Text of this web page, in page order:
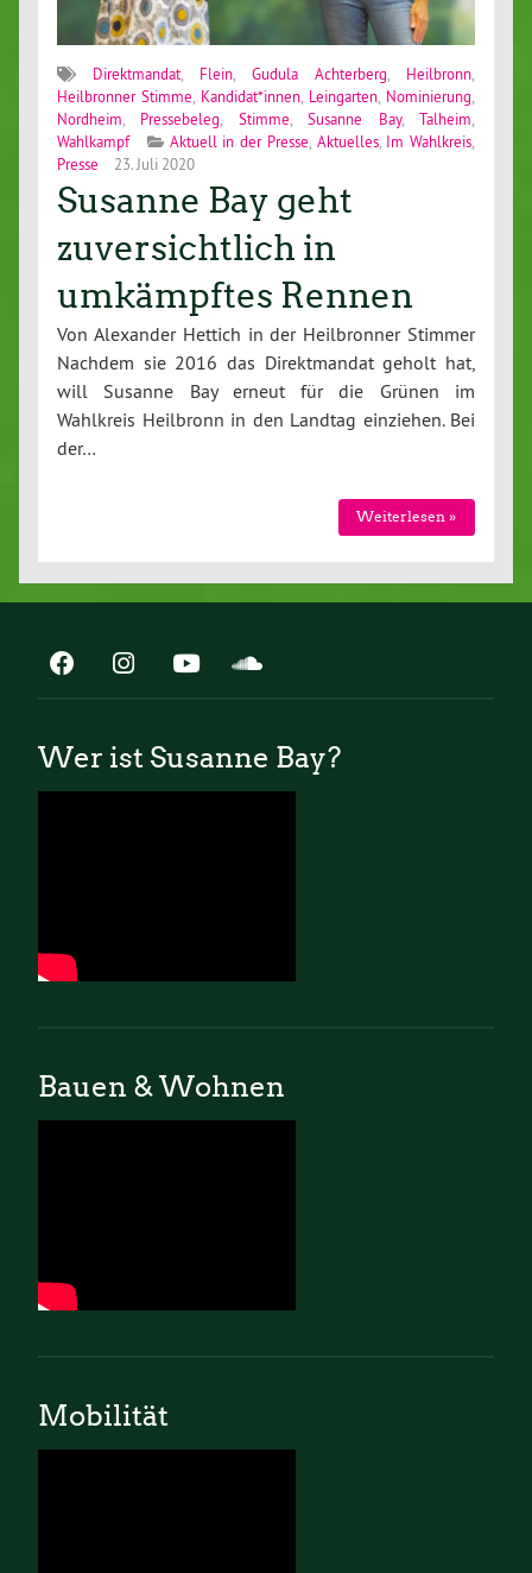
Direktmandat Flein Gudula Achterberg Heilbronn
Heilbronner Stimme Kandidat*innen Leingarten Nominierung
Nordheim
Pressebeleg Stimme ,Susanne Bay,Talheim
Wahlkampf
Aktuell in der Presse Aktuelles, Im Wahlkreis
Presse
23. Juli 2020
Susanne Bay geht
zuversichtlich in
umkämpftes Rennen
Von Alexander Hettich in der Heilbronner Stimmer
Nachdem sie 2016 das Direktmandat geholt hat,
will Susanne Bay erneut für die Grünen im
Wahlkreis Heilbronn in den Landtag einziehen. Bei
der…
Weiterlesen »
Wer ist Susanne Bay?
Bauen & Wohnen
Mobilität